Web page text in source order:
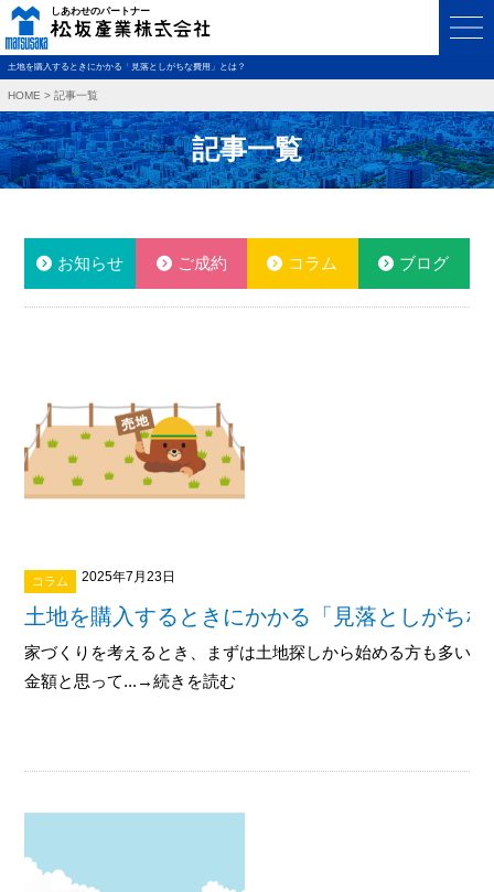
土地を購入するときにかかる「見落としがちな費用」とは？
HOME > 記事一覧
記事一覧
お知らせ ご成約 コラム ブログ
コラム 2025年7月23日
土地を購入するときにかかる「見落としがち
家づくりを考えるとき、まずは土地探しから始める方も多い
金額と思って...→続きを読む